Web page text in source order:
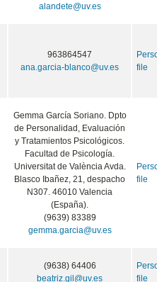
alandete@uv.es
963864547
ana.garcia-blanco@uv.es
file
Gemma García Soriano. Dpto
de Personalidad, Evaluación
y Tratamientos Psicológicos.
Facultad de Psicología.
Universitat de València Avda.
Blasco Ibañez, 21, despacho
N307. 46010 Valencia
(España).
(9639) 83389
gemma.garcia@uv.es
file
(9638) 64406
beatriz.gil@uv.es
file